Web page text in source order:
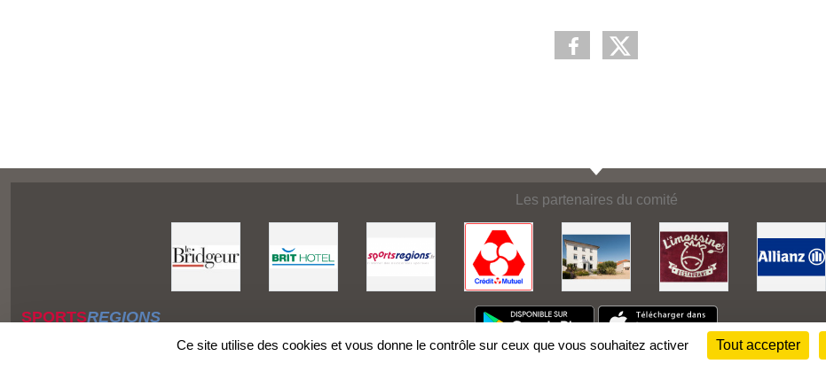
Les partenaires du comité
SPORTSREGIONS
Ce site utilise des cookies et vous donne le contrôle sur ceux que vous souhaitez activer Tout accepter